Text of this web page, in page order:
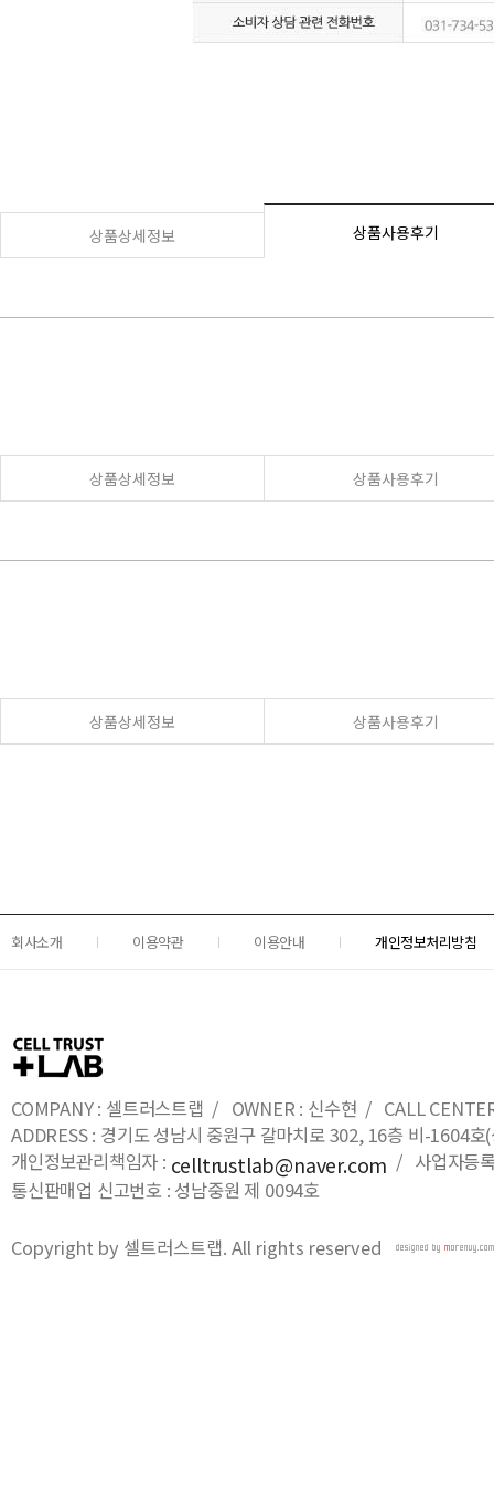
상품상세정보 상품사용후기
상품상세정보 상품사용후기
상품상세정보 상품사용후기
회사소개 이용약관 이용안내 개인정보처리방침
COMPANY : 셀트러스트랩 / OWNER : 신수현 / CALL
ADDRESS : 경기도 성남시 중원구 갈마치로 302, 16층 비-1604
개인정보관리책임자 : celltrustlab@naver.com / 사업자등
통신판매업 신고번호 : 성남중원 제 0094호
Copyright by 셀트러스트랩. All rights reserved